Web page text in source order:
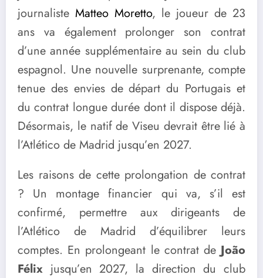
journaliste Matteo Moretto, le joueur de 23
ans va également prolonger son contrat
d’une année supplémentaire au sein du club
espagnol. Une nouvelle surprenante, compte
tenue des envies de départ du Portugais et
du contrat longue durée dont il dispose déjà.
Désormais, le natif de Viseu devrait être lié à
l’Atlético de Madrid jusqu’en 2027.
Les raisons de cette prolongation de contrat
? Un montage financier qui va, s’il est
confirmé, permettre aux dirigeants de
l’Atlético de Madrid d’équilibrer leurs
comptes. En prolongeant le contrat deJoão
Félix jusqu’en 2027, la direction du club